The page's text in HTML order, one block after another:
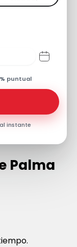
puntual
instante
Palma